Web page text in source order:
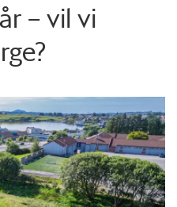
– vil vi